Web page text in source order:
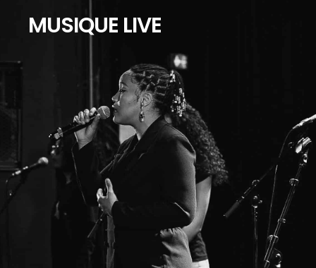
MUSIQUE LIVE